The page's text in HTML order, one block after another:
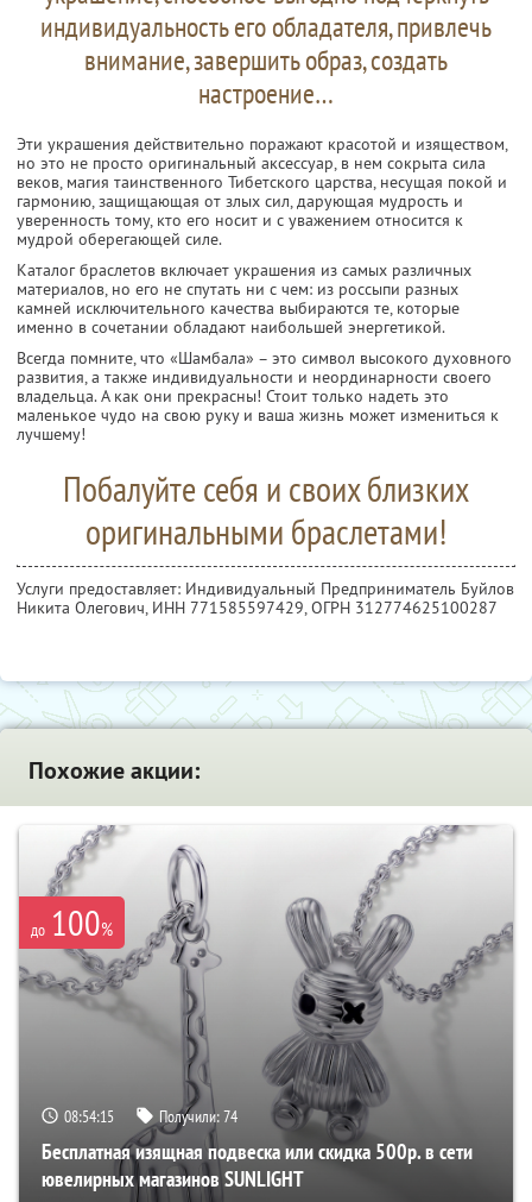
индивидуальность его обладателя, привлечь
внимание, завершить образ, создать
настроение…
Эти украшения действительно поражают красотой и изяществом,
но это не просто оригинальный аксессуар, в нем сокрыта сила
веков, магия таинственного Тибетского царства, несущая покой и
гармонию, защищающая от злых сил, дарующая мудрость и
уверенность тому, кто его носит и с уважением относится к
мудрой оберегающей силе.
Каталог браслетов включает украшения из самых различных
материалов, но его не спутать ни с чем: из россыпи разных
камней исключительного качества выбираются те, которые
именно в сочетании обладают наибольшей энергетикой.
Всегда помните, что «Шамбала» – это символ высокого духовного
развития, а также индивидуальности и неординарности своего
владельца. А как они прекрасны! Стоит только надеть это
маленькое чудо на свою руку и ваша жизнь может измениться к
лучшему!
Побалуйте себя и своих близких
оригинальными браслетами!
Услуги предоставляет: Индивидуальный Предприниматель Буйлов
Никита Олегович, ИНН 771585597429, ОГРН 312774625100287
Похожие акции:
до 100%
08:54:15 Получили:74
Бесплатная изящная подвеска или скидка 500р. в сети
ювелирных магазинов SUNLIGHT